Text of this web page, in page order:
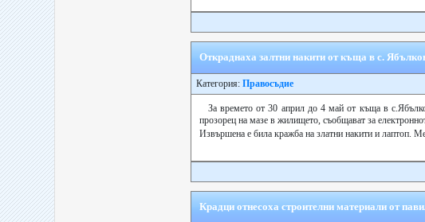
Откраднаха залтни накити от къща в с.
Категория: Правосъдие
За времето от 30 април до 4 май от къща в
прозорец на мазе в жилището, съобщават за
Извършена е била кражба на златни накити и лаптоп.
Крадци отнесоха строителни материали от